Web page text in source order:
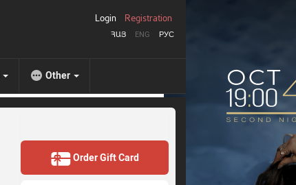
ՀԱՅ ENG РУС
Login Registration
Other
Order Gift Card